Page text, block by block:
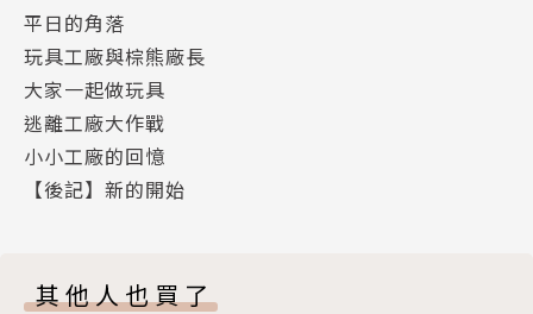
輕小說文字搭配超多張全彩電影場景配圖。
角落小夥伴和角落小小夥伴們一同去冒險，
同時揭露白熊不為人知的小時候的故事。
你藏在心中最珍貴的那個回憶是什麼呢？
請來與角落小夥伴一起重新發現珍藏的美好吧！
角落小夥伴在森林深處發現了一座奇妙的玩具工廠……
平日的角落
玩具工廠與棕熊廠長
大家一起做玩具
逃離工廠大作戰
小小工廠的回憶
【後記】新的開始
其他人也買了